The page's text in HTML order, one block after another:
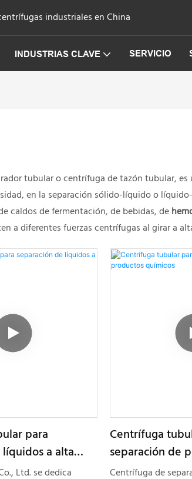
industriales en China
INDUSTRIAS CLAVE SERVICIO
tubular o centrífuga de tazón tubular,
en la separación sólido-líquido o
caldos de fermentación, de bebidas, de
a diferentes fuerzas centrífugas al girar a
para
a alta
Ltd. se dedica
Centrífuga
separación de
químicos
Centrífuga de